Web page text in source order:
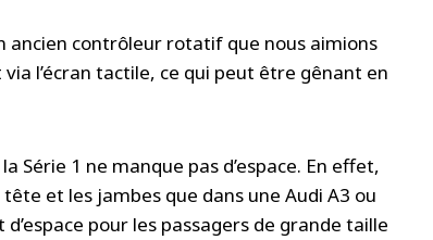
ancien contrôleur rotatif que nous aimions
l’écran tactile, ce qui peut être gênant en
Série 1 ne manque pas d’espace. En effet,
et les jambes que dans une Audi A3 ou
pour les passagers de grande taille